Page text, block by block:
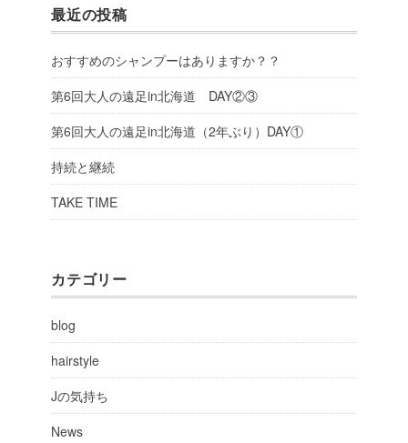
最近の投稿
おすすめのシャンプーはありますか？？
第6回大人の遠足in北海道 DAY②③
第6回大人の遠足in北海道（2年ぶり）DAY①
持続と継続
TAKE TIME
カテゴリー
blog
hairstyle
Jの気持ち
News